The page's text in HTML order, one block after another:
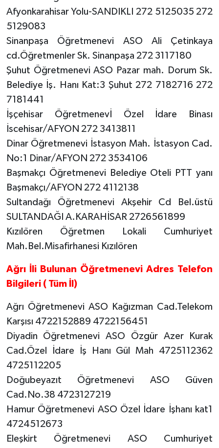
Afyonkarahisar Yolu-SANDIKLI 272 5125035 272
5129083
Sinanpaşa Öğretmenevi ASO Ali Çetinkaya
cd.Öğretmenler Sk. Sinanpaşa 272 3117180
Şuhut Öğretmenevi ASO Pazar mah. Dorum Sk.
Belediye İş. Hanı Kat:3 Şuhut 272 7182716 272
7181441
İşçehisar Öğretmenevİ Özel İdare Binası
İscehisar/AFYON 272 3413811
Dinar Öğretmenevi İstasyon Mah. İstasyon Cad.
No:1 Dinar/AFYON 272 3534106
Başmakçı Öğretmenevi Belediye Oteli PTT yanı
Başmakçı/AFYON 272 4112138
Sultandağı Öğretmenevi Akşehir Cd Bel.üstü
SULTANDAĞI A.KARAHİSAR 2726561899
Kızılören Öğretmen Lokali Cumhuriyet
Mah.Bel.Misafirhanesi Kızılören
Ağrı İli Bulunan Öğretmenevi Adres Telefon
Bilgileri ( Tüm İl)
Ağrı Öğretmenevi ASO Kağızman Cad.Telekom
Karşısı 4722152889 4722156451
Diyadin Öğretmenevi ASO Özgür Azer Kurak
Cad.Özel İdare İş Hanı Gül Mah 4725112362
4725112205
Doğubeyazıt Öğretmenevi ASO Güven
Cad.No.38 4723127219
Hamur Öğretmenevi ASO Özel İdare İşhanı kat1
4724512673
Eleşkirt Öğretmenevi ASO Cumhuriyet